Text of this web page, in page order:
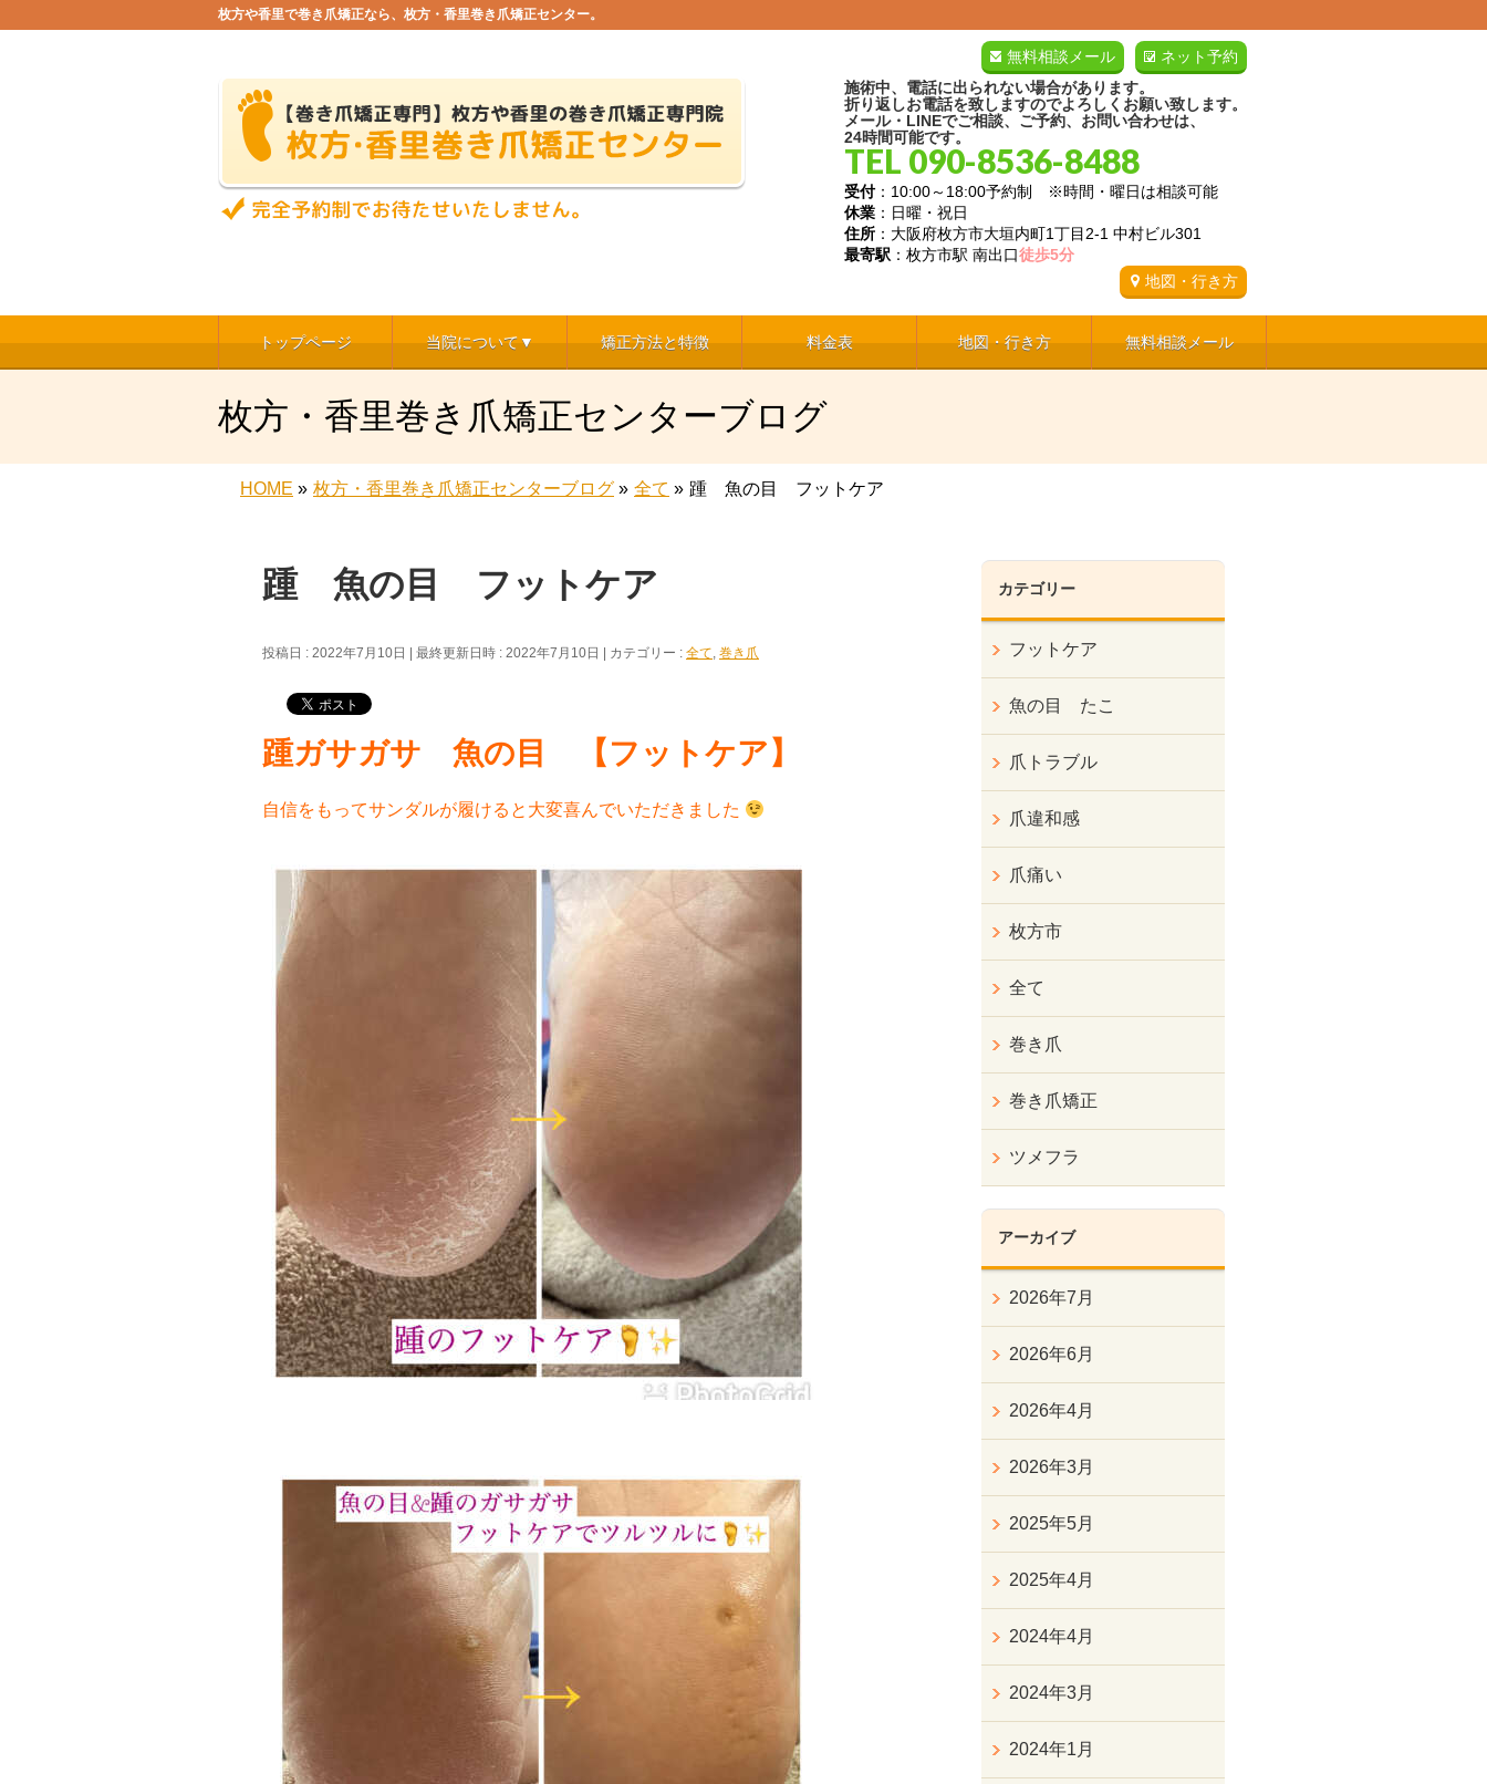
枚方や香里で巻き爪矯正なら、枚方・香里巻き爪矯正センター。
ネット予約
無料相談メール
施術中、電話に出られない場合があります。
折り返しお電話を致しますのでよろしくお願い致します。
メール・LINEでご相談、ご予約、お問い合わせは、
24時間可能です。
TEL 090-8536-8488
受付：10:00～18:00予約制 ※時間・曜日は相談可能
休業 ：日曜・祝日
住所 ：大阪府枚方市大垣内町1丁目2-1 中村ビル301
最寄駅 ：枚方市駅 南出口徒歩5分
地図・行き方
トップページ 当院について▼ 矯正方法と特徴 料金表 地図・行き方 無料相談メール
枚方・香里巻き爪矯正センターブログ
HOME » 枚方・香里巻き爪矯正センターブログ » 全て » 踵 魚の目 フットケア
踵 魚の目 フットケア
投稿日 : 2022年7月10日 最終更新日時 : 2022年7月10日 カテゴリー : 全て, 巻き爪
踵ガサガサ 魚の目 【フットケア】
自信をもってサンダルが履けると大変喜んでいただきました
カテゴリー
フットケア
魚の目 たこ
爪トラブル
爪違和感
爪痛い
枚方市
全て
巻き爪
巻き爪矯正
ツメフラ
アーカイブ
2026年7月
2026年6月
2026年4月
2026年3月
2025年5月
2025年4月
2024年4月
2024年3月
2024年1月